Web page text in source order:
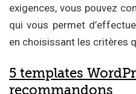
exigences, vous pouvez
qui vous permet
en choisissant les critères
5 templates
recommandons